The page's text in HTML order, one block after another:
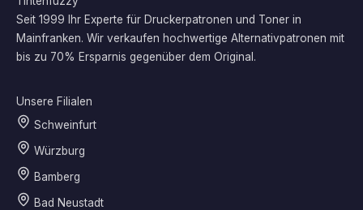
Seit 1999 Ihr Experte für Druckerpatronen und Toner in
Mainfranken. Wir verkaufen hochwertige Alternativpatronen mit
bis zu 70% Ersparnis gegenüber dem Original.
Unsere Filialen
Schweinfurt
Würzburg
Bamberg
Bad Neustadt